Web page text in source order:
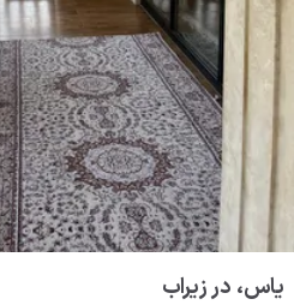
یاس، در زیراب